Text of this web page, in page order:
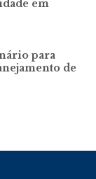
em
para
de